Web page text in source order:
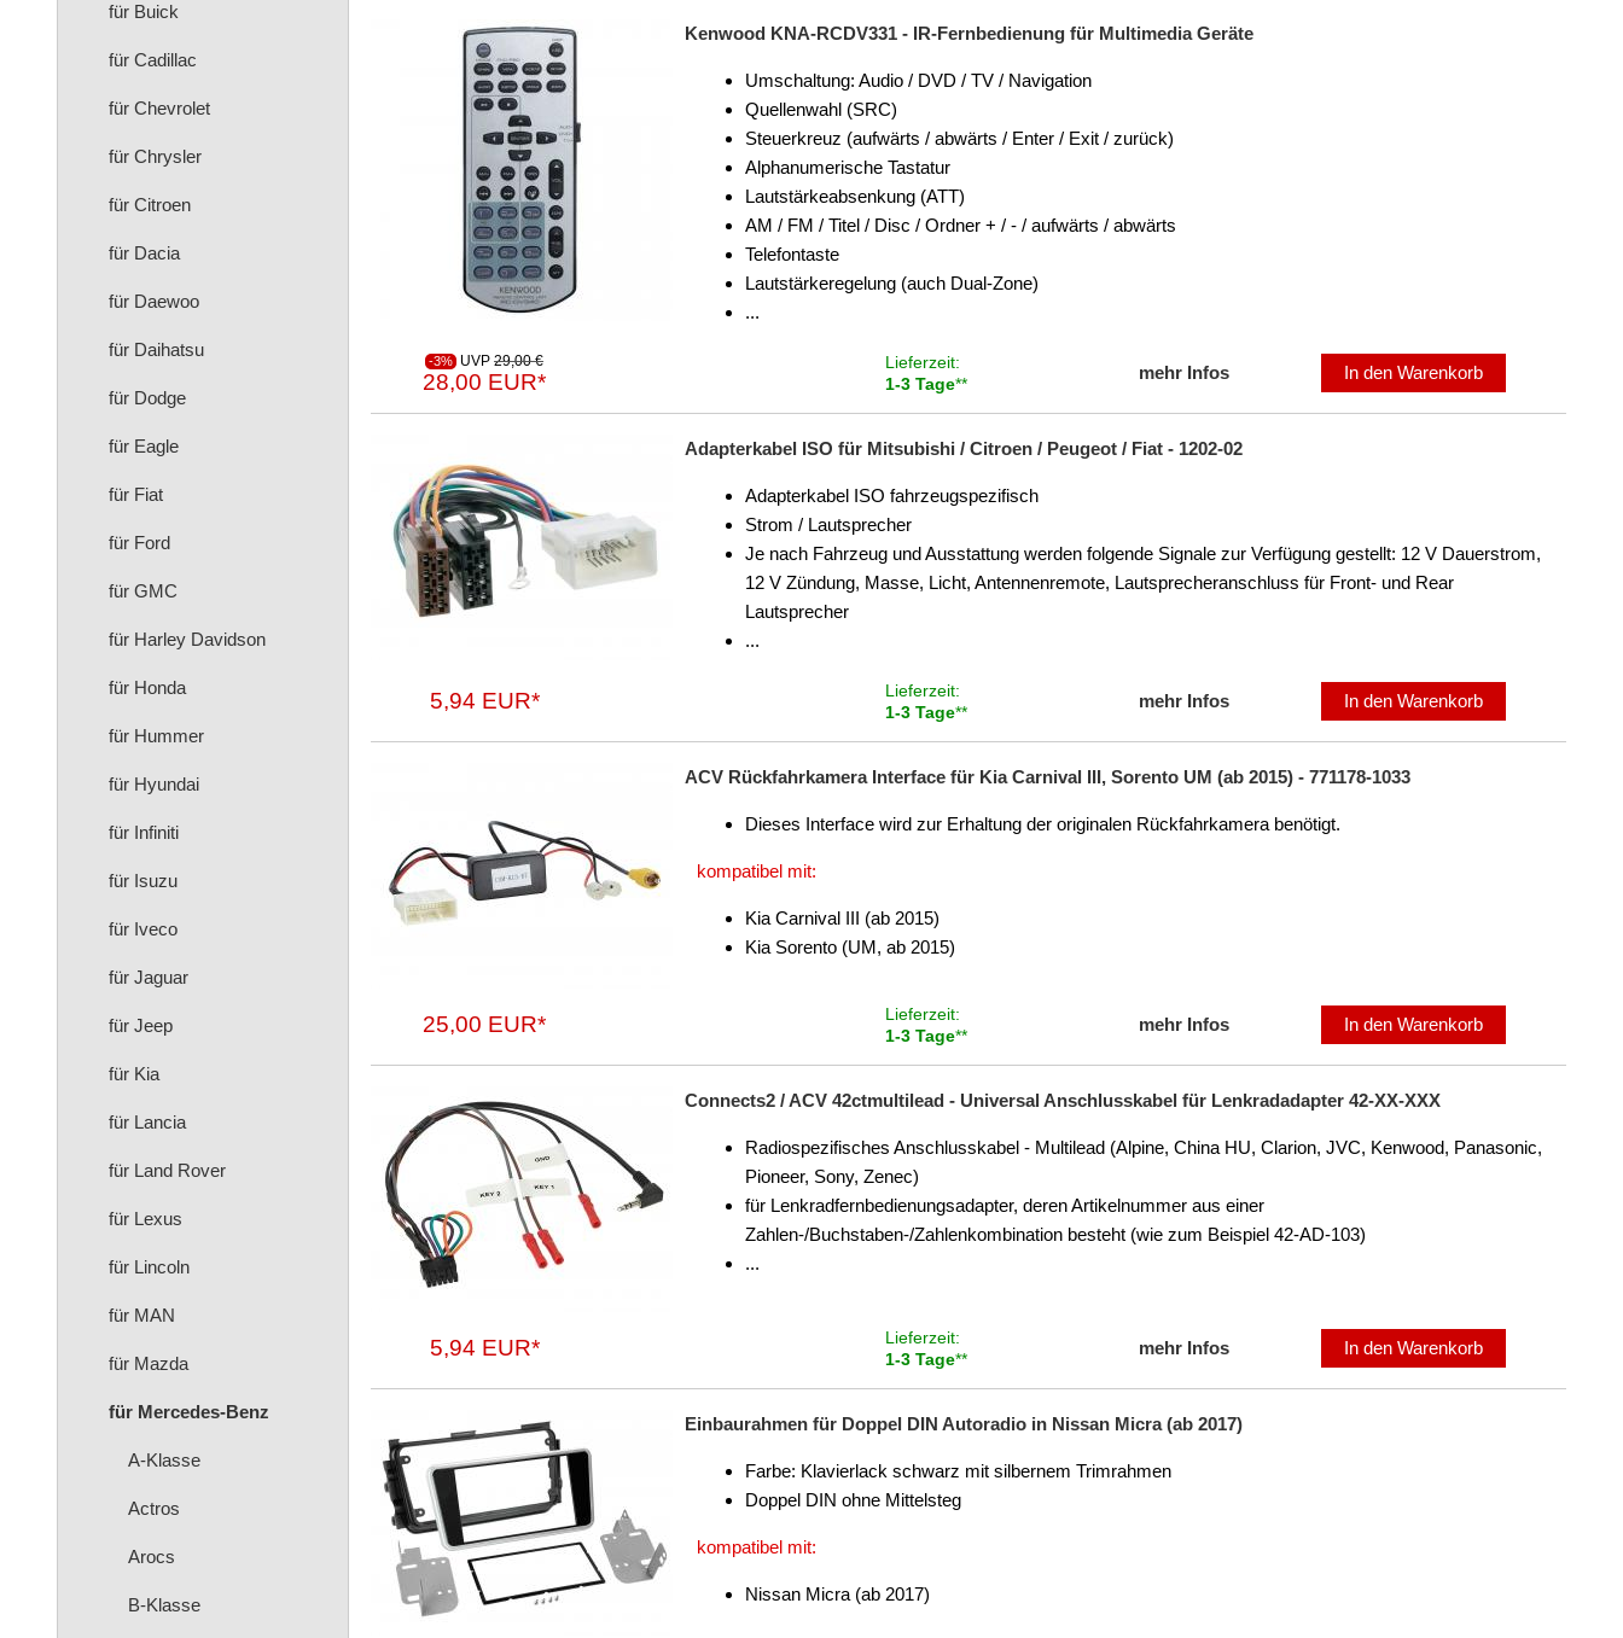
für Buick
für Cadillac
für Chevrolet
für Chrysler
für Citroen
für Dacia
für Daewoo
für Daihatsu
für Dodge
für Eagle
für Fiat
für Ford
für GMC
für Harley Davidson
für Honda
für Hummer
für Hyundai
für Infiniti
für Isuzu
für Iveco
für Jaguar
für Jeep
für Kia
für Lancia
für Land Rover
für Lexus
für Lincoln
für MAN
für Mazda
für Mercedes-Benz
A-Klasse
Actros
Arocs
B-Klasse
Kenwood KNA-RCDV331 - IR-Fernbedienung für Multimedia Geräte
Umschaltung: Audio / DVD / TV / Navigation
Quellenwahl (SRC)
Steuerkreuz (aufwärts / abwärts / Enter / Exit / zurück)
Alphanumerische Tastatur
Lautstärkeabsenkung (ATT)
AM / FM / Titel / Disc / Ordner + / - / aufwärts / abwärts
Telefontaste
Lautstärkeregelung (auch Dual-Zone)
...
-3% UVP 29,00 €
28,00 EUR*
Lieferzeit:
1-3 Tage**
mehr Infos In den Warenkorb
Adapterkabel ISO für Mitsubishi / Citroen / Peugeot / Fiat - 1202-02
Adapterkabel ISO fahrzeugspezifisch
Strom / Lautsprecher
Je nach Fahrzeug und Ausstattung werden folgende Signale zur Verfügung gestellt: 12 V Dauerstrom,
12 V Zündung, Masse, Licht, Antennenremote, Lautsprecheranschluss für Front- und Rear
Lautsprecher
...
5,94 EUR*
Lieferzeit:
1-3 Tage**
mehr Infos In den Warenkorb
ACV Rückfahrkamera Interface für Kia Carnival III, Sorento UM (ab 2015) - 771178-1033
Dieses Interface wird zur Erhaltung der originalen Rückfahrkamera benötigt.
kompatibel mit:
Kia Carnival III (ab 2015)
Kia Sorento (UM, ab 2015)
25,00 EUR*
Lieferzeit:
1-3 Tage**
mehr Infos In den Warenkorb
Connects2 / ACV 42ctmultilead - Universal Anschlusskabel für Lenkradadapter 42-XX-XXX
Radiospezifisches Anschlusskabel - Multilead (Alpine, China HU, Clarion, JVC, Kenwood, Panasonic,
Pioneer, Sony, Zenec)
für Lenkradfernbedienungsadapter, deren Artikelnummer aus einer
Zahlen-/Buchstaben-/Zahlenkombination besteht (wie zum Beispiel 42-AD-103)
...
5,94 EUR*
Lieferzeit:
1-3 Tage**
mehr Infos In den Warenkorb
Einbaurahmen für Doppel DIN Autoradio in Nissan Micra (ab 2017)
Farbe: Klavierlack schwarz mit silbernem Trimrahmen
Doppel DIN ohne Mittelsteg
kompatibel mit:
Nissan Micra (ab 2017)